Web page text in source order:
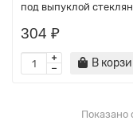
под выпуклой
304 ₽
В
Показано